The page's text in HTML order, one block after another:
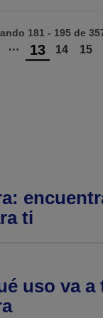
⋯ 13 14 15
181 - 195 de
ti
uso va a